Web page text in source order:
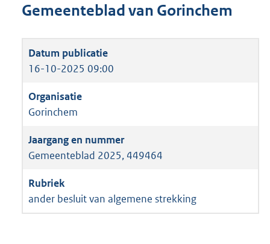
Gemeenteblad van Gorinchem
16-10-2025 09:00
Gorinchem
Gemeenteblad 2025, 449464
ander besluit van algemene strekking